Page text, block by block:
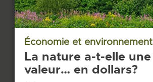
Économie et environnement
La nature a-t-elle une
valeur… en dollars?